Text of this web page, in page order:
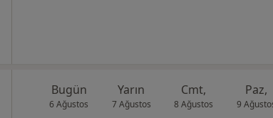
Bugün
6 Ağustos
Yarın
7 Ağustos
Cmt,
8 Ağustos
Paz,
9